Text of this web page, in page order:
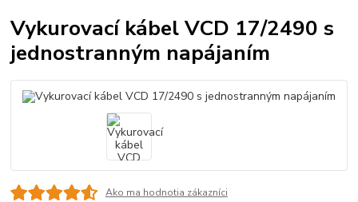
Vykurovací kábel VCD 17/2490 s
jednostranným napájaním
Ako ma hodnotia zákazníci